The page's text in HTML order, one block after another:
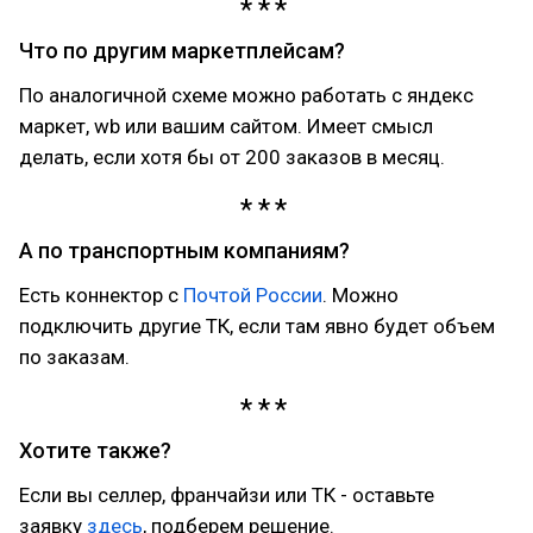
Что по другим маркетплейсам?
По аналогичной схеме можно работать с яндекс
маркет, wb или вашим сайтом. Имеет смысл
делать, если хотя бы от 200 заказов в месяц.
А по транспортным компаниям?
Есть коннектор с Почтой России. Можно
подключить другие ТК, если там явно будет объем
по заказам.
Хотите также?
Если вы селлер, франчайзи или ТК - оставьте
заявку здесь, подберем решение.